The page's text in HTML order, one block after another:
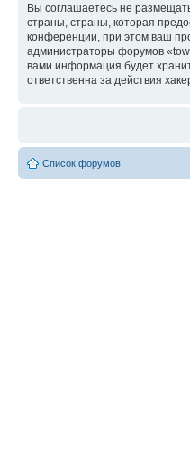
Вы соглашаетесь не
страны, страны, которая
конференции, при этом ваш
администраторы форумов
вами информация будет
ответственна за действия
Список форумов